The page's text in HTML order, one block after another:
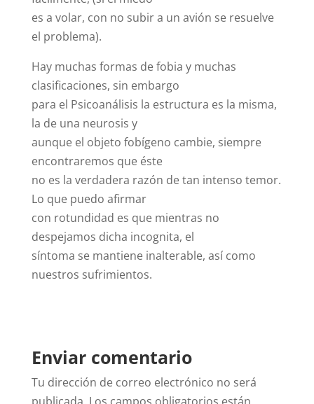
es a volar, con no subir a un avión se resuelve
el problema).
Hay muchas formas de fobia y muchas
clasificaciones, sin embargo
para el Psicoanálisis la estructura es la misma,
la de una neurosis y
aunque el objeto fobígeno cambie, siempre
encontraremos que éste
no es la verdadera razón de tan intenso temor.
Lo que puedo afirmar
con rotundidad es que mientras no
despejamos dicha incognita, el
síntoma se mantiene inalterable, así como
nuestros sufrimientos.
Enviar comentario
Tu dirección de correo electrónico no será